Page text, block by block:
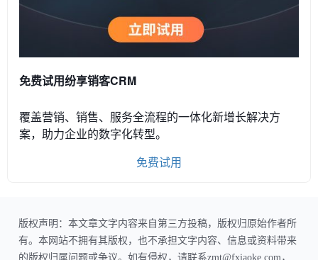
免费试用纷享销客CRM
覆盖营销、销售、服务全流程的一体化新增长解决方
案，助力企业的数字化转型。
免费试用
版权声明：本文章文字内容来自第三方投稿，版权归原始作者所
有。本网站不拥有其版权，也不承担文字内容、信息或资料带来
的版权归属问题或争议。如有侵权，请联系zmt@fxiaoke.com，